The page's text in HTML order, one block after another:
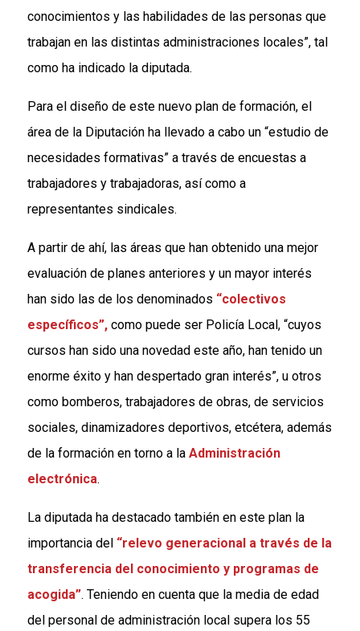
conocimientos y las habilidades de las personas que
trabajan en las distintas administraciones locales”, tal
como ha indicado la diputada.
Para el diseño de este nuevo plan de formación, el
área de la Diputación ha llevado a cabo un “estudio de
necesidades formativas” a través de encuestas a
trabajadores y trabajadoras, así como a
representantes sindicales.
A partir de ahí, las áreas que han obtenido una mejor
evaluación de planes anteriores y un mayor interés
han sido las de los denominados “colectivos
específicos”,como puede ser Policía Local, “cuyos
cursos han sido una novedad este año, han tenido un
enorme éxito y han despertado gran interés”, u otros
como bomberos, trabajadores de obras, de servicios
sociales, dinamizadores deportivos, etcétera, además
de la formación en torno a la Administración
electrónica.
La diputada ha destacado también en este plan la
importancia del “relevo generacional a través de la
transferencia del conocimiento y programas de
acogida”. Teniendo en cuenta que la media de edad
del personal de administración local supera los 55